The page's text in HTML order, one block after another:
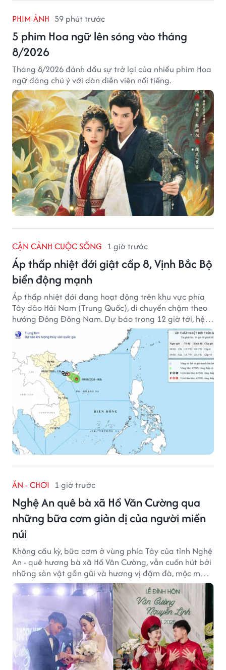
PHIM ẢNH 59 phút trước
5 phim Hoa ngữ lên sóng vào tháng
8/2026
Tháng 8/2026 đánh dấu sự trở lại của nhiều phim Hoa
ngữ đáng chú ý với dàn diễn viên nổi tiếng.
CẬN CẢNH CUỘC SỐNG 1 giờ trước
Áp thấp nhiệt đới giật cấp 8, Vịnh Bắc Bộ
biển động mạnh
Áp thấp nhiệt đới đang hoạt động trên khu vực phía
Tây đảo Hải Nam (Trung Quốc), di chuyển chậm theo
hướng Đông Đông Nam. Dự báo trong 12 giờ tới, hệ
thống này suy yếu dần thành vùng áp thấp.
ĂN - CHƠI 1 giờ trước
Nghệ An quê bà xã Hồ Văn Cường qua
những bữa cơm giản dị của người miền
núi
Không cầu kỳ, bữa cơm ở vùng phía Tây của tỉnh Nghệ
An - quê hương bà xã Hồ Văn Cường, vẫn cuốn hút bởi
những sản vật gần gũi và hương vị đậm đà, mộc mạc
của núi rừng.